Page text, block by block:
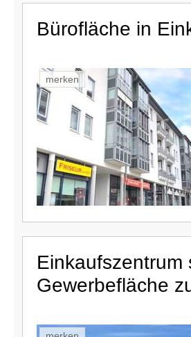
Bürofläche in
merken
Einkaufszentrum
Gewerbefläche